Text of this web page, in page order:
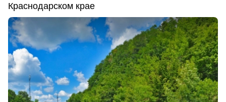
Краснодарском крае